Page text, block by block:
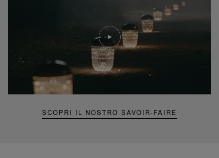
SCOPRI IL NOSTRO SAVOIR-FAIRE
Riproduci
video
Video
YouTube,
lampada
portatile
mini